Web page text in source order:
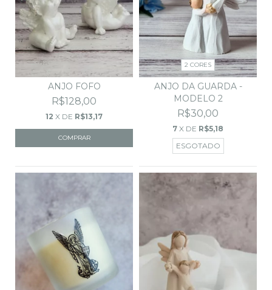
ANJO FOFO
R$128,00
12 X DE R$13,17
2 CORES
ANJO DA GUARDA -
MODELO 2
R$30,00
7 X DE R$5,18
ESGOTADO